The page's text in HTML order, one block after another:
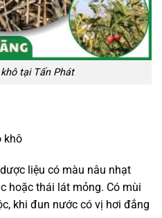
tại Tấn Phát
khô
liệu có màu nâu nhạt
hoặc thái lát mỏng. Có mùi
khi đun nước có vị hơi đắng